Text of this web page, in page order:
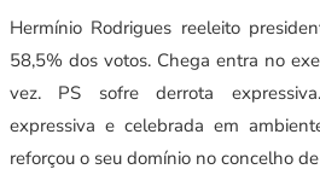
Hermínio Rodrigues reeleito
58,5% dos votos. Chega entra no
vez. PS sofre derrota
expressiva e celebrada em
reforçou o seu domínio no concelho